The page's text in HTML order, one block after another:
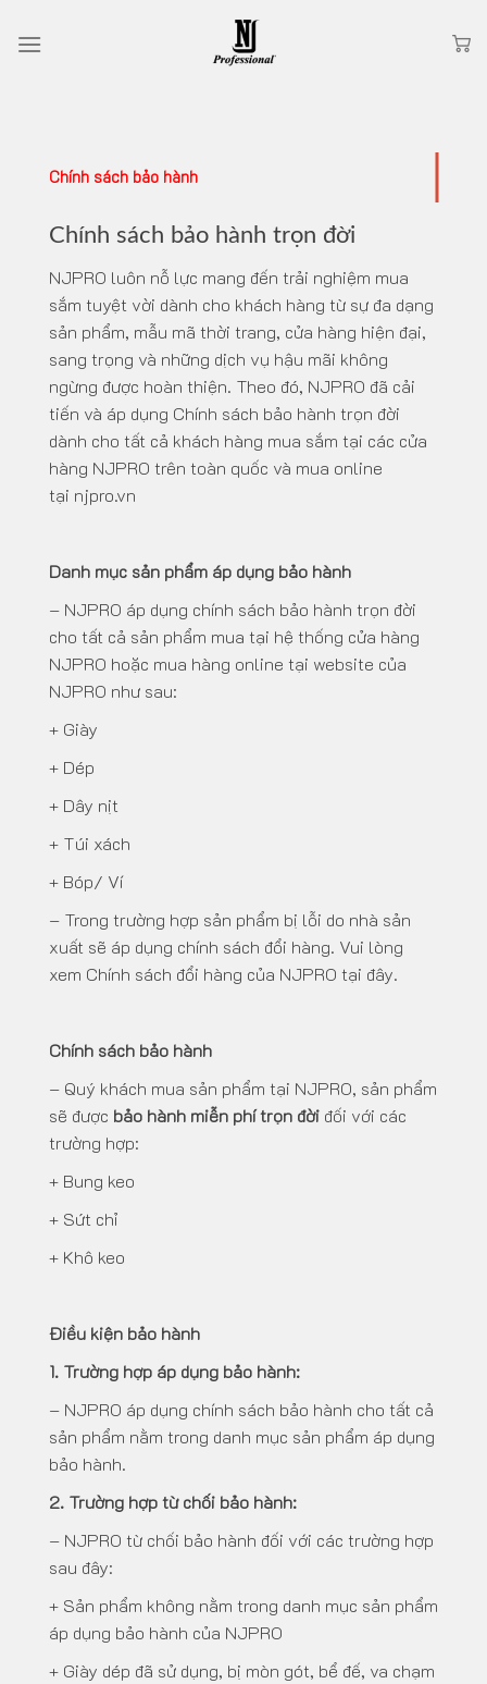
Chính sách bảo hành
Chính sách bảo hành trọn đời
NJPRO luôn nỗ lực mang đến trải nghiệm mua
sắm tuyệt vời dành cho khách hàng từ sự đa dạng
sản phẩm, mẫu mã thời trang, cửa hàng hiện đại,
sang trọng và những dịch vụ hậu mãi không
ngừng được hoàn thiện. Theo đó, NJPRO đã cải
tiến và áp dụng Chính sách bảo hành trọn đời
dành cho tất cả khách hàng mua sắm tại các cửa
hàng NJPRO trên toàn quốc và mua online
tại njpro.vn
Danh mục sản phẩm áp dụng bảo hành
– NJPRO áp dụng chính sách bảo hành trọn đời
cho tất cả sản phẩm mua tại hệ thống cửa hàng
NJPRO hoặc mua hàng online tại website của
NJPRO như sau:
+ Giày
+ Dép
+ Dây nịt
+ Túi xách
+ Bóp/ Ví
– Trong trường hợp sản phẩm bị lỗi do nhà sản
xuất sẽ áp dụng chính sách đổi hàng. Vui lòng
xem Chính sách đổi hàng của NJPRO tại đây.
Chính sách bảo hành
– Quý khách mua sản phẩm tại NJPRO, sản phẩm
sẽ được bảo hành miễn phí trọn đời đối với các
trường hợp:
+ Bung keo
+ Sứt chỉ
+ Khô keo
Điều kiện bảo hành
1. Trường hợp áp dụng bảo hành:
– NJPRO áp dụng chính sách bảo hành cho tất cả
sản phẩm nằm trong danh mục sản phẩm áp dụng
bảo hành.
2. Trường hợp từ chối bảo hành:
– NJPRO từ chối bảo hành đối với các trường hợp
sau đây:
+ Sản phẩm không nằm trong danh mục sản phẩm
áp dụng bảo hành của NJPRO
+ Giày dép đã sử dụng, bị mòn gót, bể đế, va chạm